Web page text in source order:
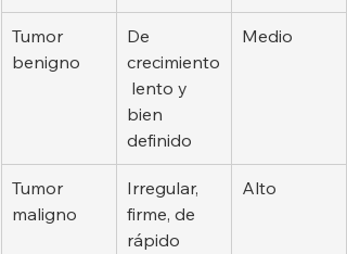
Tumor
benigno
De
crecimiento
lento y
bien
definido
Medio
Tumor
maligno
Irregular,
firme, de
rápido
Alto